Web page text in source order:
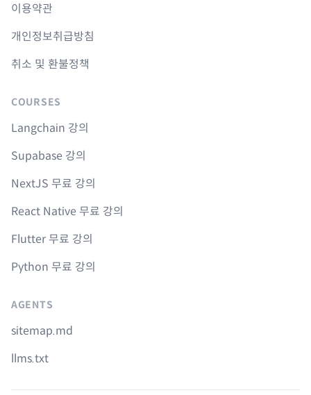
이용약관
개인정보취급방침
취소 및 환불정책
COURSES
Langchain 강의
Supabase 강의
NextJS 무료 강의
React Native 무료 강의
Flutter 무료 강의
Python 무료 강의
AGENTS
sitemap.md
llms.txt